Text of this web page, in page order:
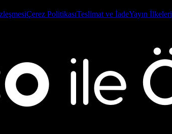
Çerez PolitikasıTeslimat ve İadeYayın İlkeleri